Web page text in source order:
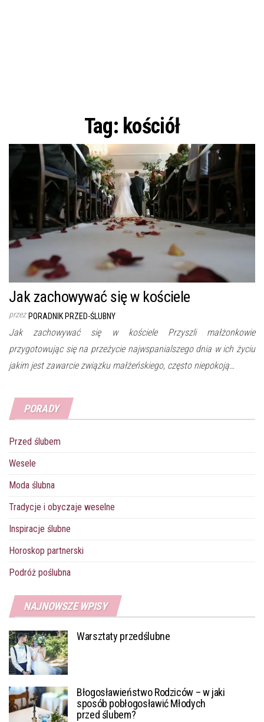
Tag: kościół
Jak zachowywać się w kościele
przez PORADNIK PRZED-ŚLUBNY
Jak zachowywać się w kościele Przyszli małżonkowie
przygotowując się na przeżycie najwspanialszego dnia w ich życiu
jakim jest zawarcie związku małżeńskiego, często niepokoją…
PORADY
Przed ślubem
Wesele
Moda ślubna
Tradycje i obyczaje weselne
Inspiracje ślubne
Horoskop partnerski
Podróż poślubna
NAJNOWSZE WPISY
Warsztaty przedślubne
Błogosławieństwo Rodziców – w jaki
sposób pobłogosławić Młodych
przed ślubem?